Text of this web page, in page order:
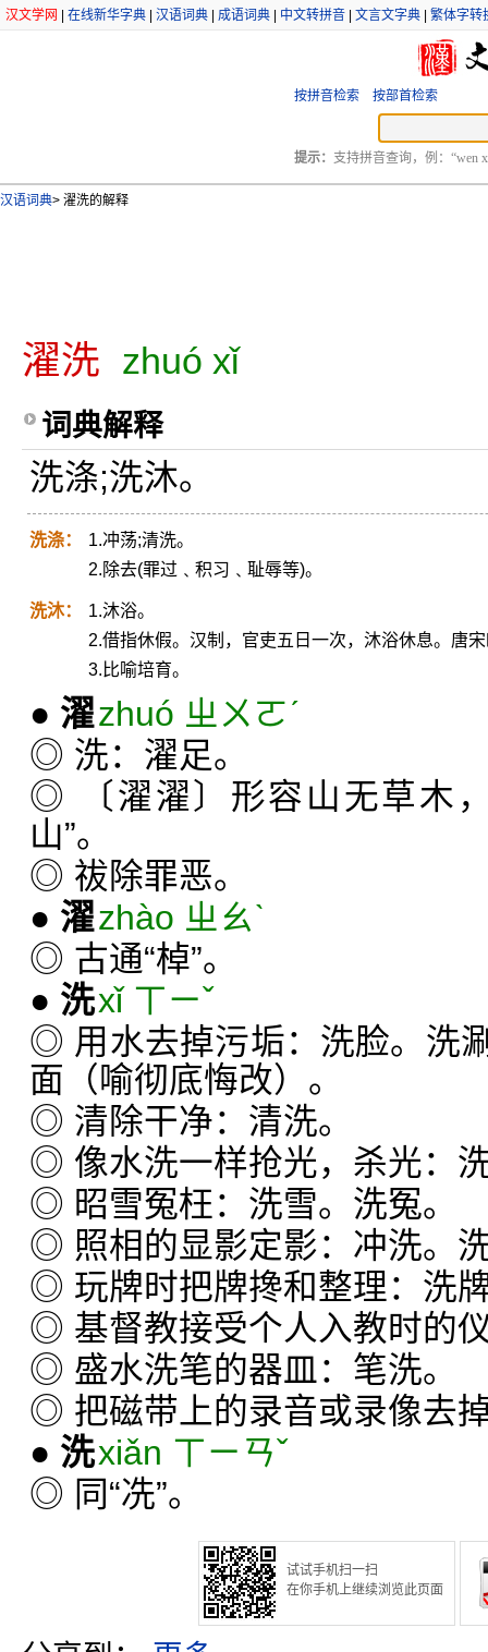
汉文学网 在线新华字典 汉语词典 成语词典 中文转拼音 文言文字典 繁体字转
按拼音检索 按部首检索
提示： 支持拼音查询，例：“wen
汉语词典> 濯洗的解释
濯洗 zhuó xǐ
词典解释
洗涤;洗沐。
洗涤：
1.冲荡;清洗。
2.除去(罪过﹑积习﹑耻辱等)。
洗沐：
1.沐浴。
2.借指休假。汉制，官吏五日一次，沐浴休息。唐
3.比喻培育。
● 濯zhuó ㄓㄨㄛˊ
◎ 洗：濯足。
◎ 〔濯濯〕形容山无草木
山”。
◎ 祓除罪恶。
● 濯zhào ㄓㄠˋ
◎ 古通“棹”。
● 洗xǐ ㄒㄧˇ
◎ 用水去掉污垢：洗脸。洗
面（喻彻底悔改）。
◎ 清除干净：清洗。
◎ 像水洗一样抢光，杀光：
◎ 昭雪冤枉：洗雪。洗冤。
◎ 照相的显影定影：冲洗。
◎ 玩牌时把牌搀和整理：洗
◎ 基督教接受个人入教时的
◎ 盛水洗笔的器皿：笔洗。
◎ 把磁带上的录音或录像去
● 洗xiǎn ㄒㄧㄢˇ
◎ 同“冼”。
试试手机扫一扫
在你手机上继续浏览此页面